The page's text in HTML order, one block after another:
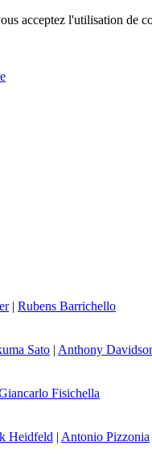
acceptez l'utilisation de
| Rubens Barrichello
Sato | Anthony
Fisichella
Heidfeld | Antonio Pizzonia